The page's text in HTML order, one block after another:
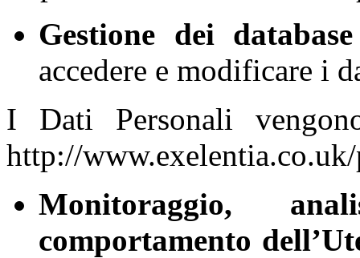
Gestione dei
accedere e modificare i
I Dati Personali
http://
Monitoraggio,
comportamento